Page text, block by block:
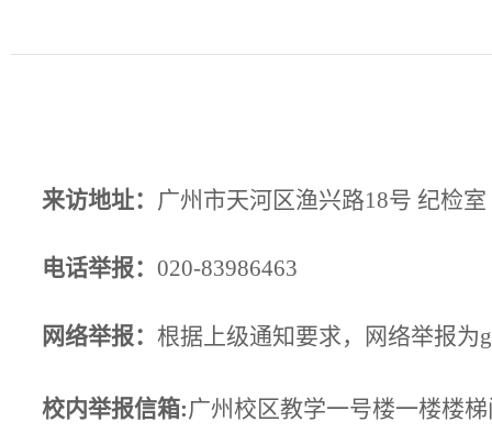
来访地址： 广州市天河区渔兴路18号 纪检室
电话举报： 020-83986463
网络举报： 根据上级通知要求，网络举报为
校内举报信箱:广州校区教学一号楼一楼楼